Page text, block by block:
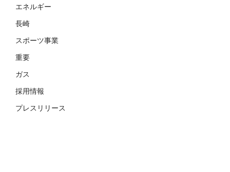
エネルギー
長崎
スポーツ事業
重要
ガス
採用情報
プレスリリース